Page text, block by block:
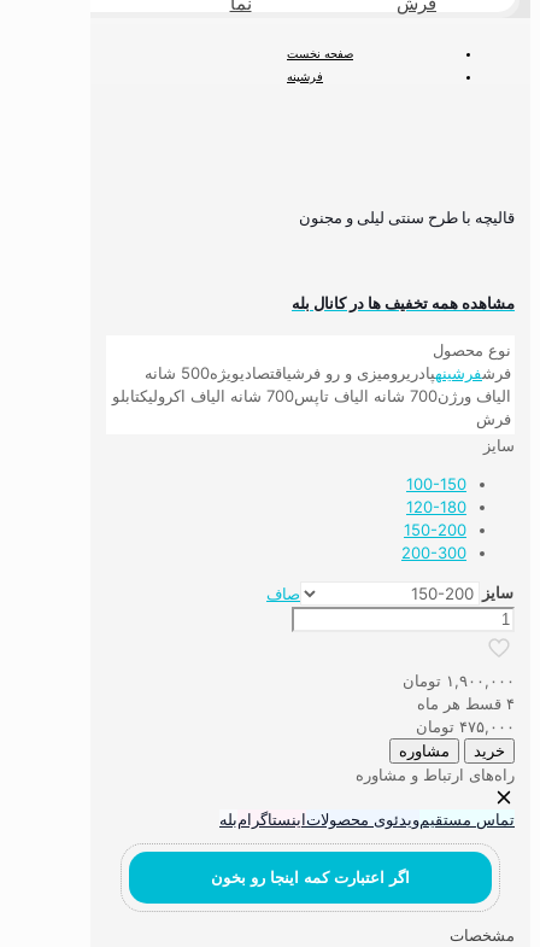
صفحه نخست
فرشینه
قالیچه با طرح سنتی لیلی و مجنون
مشاهده همه تخفیف ها در کانال بله
نوع محصول
فرشفرشینهپادریرومیزی و رو فرشیاقتصادیویژه
500 شانه
الیاف ورژن700 شانه الیاف تاپس 700 شانه الیاف اکرولیک
تابلو
فرش
سایز
100-150
120-180
150-200
200-300
سایز
صاف
قالیچه
با
طرح
سنتی
لیلی
و
مجنون
عدد
۱,۹۰۰,۰۰۰ تومان
۴ قسط هر ماه
۴۷۵,۰۰۰ تومان
خرید مشاوره
راه‌های ارتباط و مشاوره
تماس مستقیمویدئوی محصولاتاینستاگرامبله
اگر اعتبارت کمه اینجا رو بخون
مشخصات